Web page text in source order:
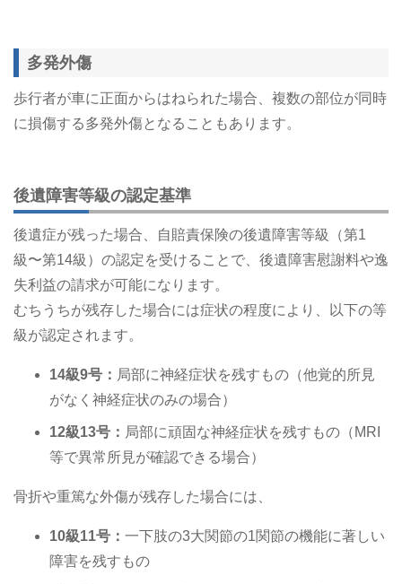
多発外傷
歩行者が車に正面からはねられた場合、複数の部位が同時
に損傷する多発外傷となることもあります。
後遺障害等級の認定基準
後遺症が残った場合、自賠責保険の後遺障害等級（第1
級〜第14級）の認定を受けることで、後遺障害慰謝料や逸
失利益の請求が可能になります。
むちうちが残存した場合には症状の程度により、以下の等
級が認定されます。
14級9号： 局部に神経症状を残すもの（他覚的所見
がなく神経症状のみの場合）
12級13号： 局部に頑固な神経症状を残すもの（MRI
等で異常所見が確認できる場合）
骨折や重篤な外傷が残存した場合には、
10級11号： 一下肢の3大関節の1関節の機能に著しい
障害を残すもの